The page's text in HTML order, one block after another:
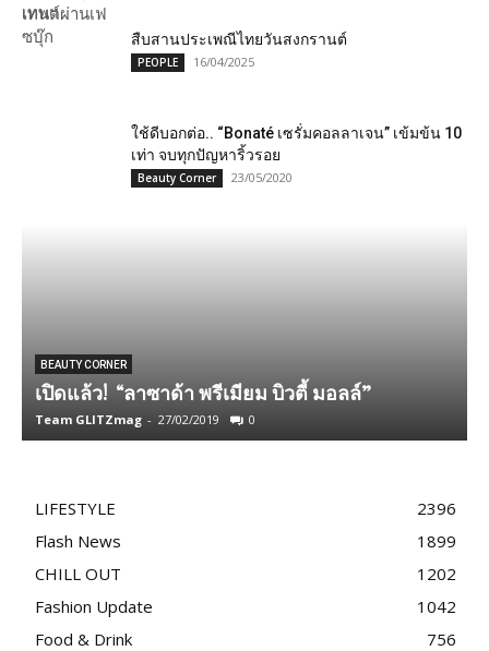
สืบสานประเพณีไทยวันสงกรานต์
PEOPLE 16/04/2025
ใช้​ดีบอกต่อ.. “Bonaté เซรั่มคอลลาเจน” เข้มข้น 10
เท่า จบทุกปัญหาริ้วรอย
Beauty Corner 23/05/2020
BEAUTY CORNER
เปิดแล้ว! “ลาซาด้า พรีเมียม บิวตี้ มอลล์”
Team GLITZmag - 27/02/2019 0
LIFESTYLE
2396
Flash News
1899
CHILL OUT
1202
Fashion Update
1042
Food & Drink
756